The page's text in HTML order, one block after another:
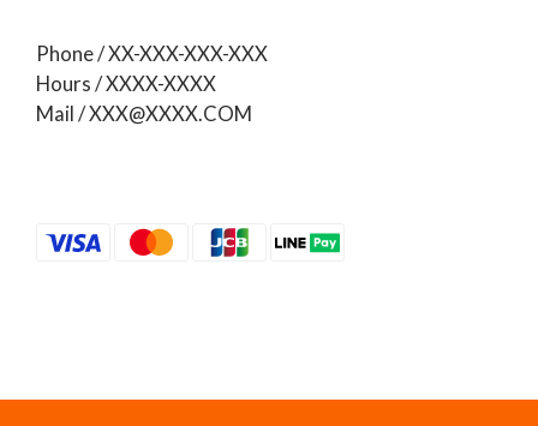
Phone / XX-XXX-XXX-XXX
Hours / XXXX-XXXX
Mail / XXX@XXXX.COM